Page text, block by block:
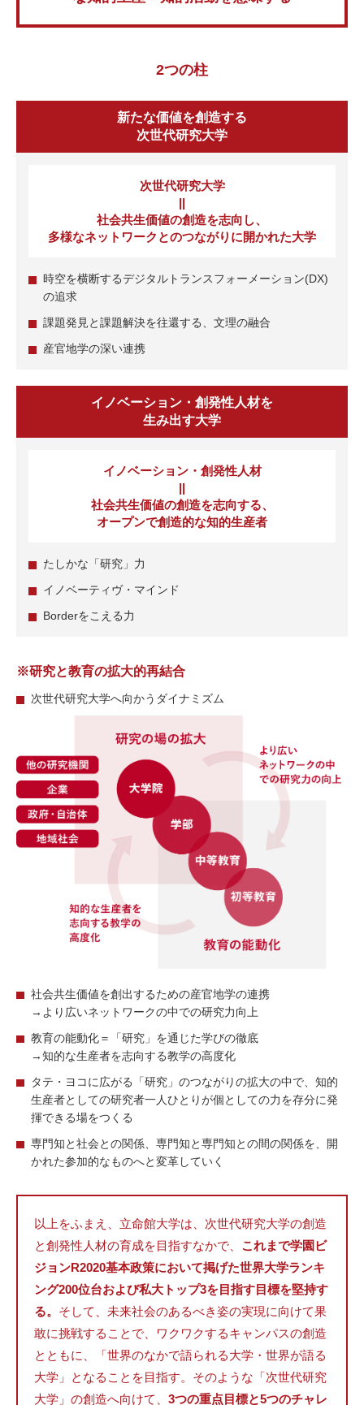
2つの柱
新たな価値を創造する
次世代研究⼤学
次世代研究⼤学
||
社会共⽣価値の創造を志向し、
多様なネットワークとのつながりに開かれた⼤学
時空を横断するデジタルトランスフォーメーション(DX)
の追求
課題発⾒と課題解決を往還する、⽂理の融合
産官地学の深い連携
イノベーション・創発性⼈材を
⽣み出す⼤学
イノベーション・創発性⼈材
||
社会共⽣価値の創造を志向する、
オープンで創造的な知的⽣産者
たしかな「研究」⼒
イノベーティヴ・マインド
Borderをこえる⼒
※研究と教育の拡⼤的再結合
次世代研究⼤学へ向かうダイナミズム
社会共⽣価値を創出するための産官地学の連携
→より広いネットワークの中での研究⼒向上
教育の能動化＝「研究」を通じた学びの徹底
→知的な⽣産者を志向する教学の⾼度化
タテ・ヨコに広がる「研究」のつながりの拡⼤の中で、知的
⽣産者としての研究者⼀⼈ひとりが個としての⼒を存分に発
揮できる場をつくる
専⾨知と社会との関係、専⾨知と専⾨知との間の関係を、開
かれた参加的なものへと変⾰していく
以上をふまえ、⽴命館⼤学は、次世代研究⼤学の創造
と創発性⼈材の育成を⽬指すなかで、 これまで学園ビ
ジョンR2020基本政策において掲げた世界⼤学ランキ
ング200位台および私⼤トップ3を⽬指す⽬標を堅持す
る。 そして、未来社会のあるべき姿の実現に向けて果
敢に挑戦することで、ワクワクするキャンパスの創造
とともに、「世界のなかで語られる⼤学・世界が語る
⼤学」となることを⽬指す。そのような「次世代研究
⼤学」の創造へ向けて、 3つの重点⽬標と5つのチャレ